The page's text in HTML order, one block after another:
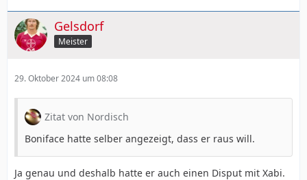
Gelsdorf
Meister
29. Oktober 2024 um 08:08
Zitat von Nordisch
Boniface hatte selber angezeigt, dass er raus will.
Ja genau und deshalb hatte er auch einen Disput mit Xabi.